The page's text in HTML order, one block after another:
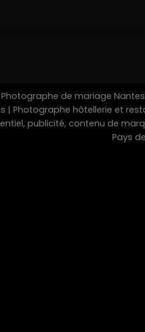
de mariage
| Photographe hôtellerie et
publicité, contenu de
Pays